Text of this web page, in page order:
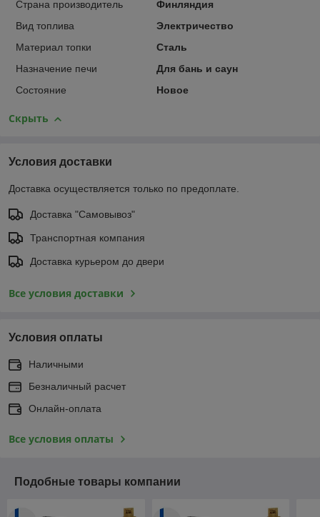
Страна производитель
Финляндия
Вид топлива
Электричество
Материал топки
Сталь
Назначение печи
Для бань и саун
Состояние
Новое
Скрыть
Условия доставки
Доставка осуществляется только по предоплате.
Доставка "Самовывоз"
Транспортная компания
Доставка курьером до двери
Все условия доставки
Условия оплаты
Наличными
Безналичный расчет
Онлайн-оплата
Все условия оплаты
Подобные товары компании